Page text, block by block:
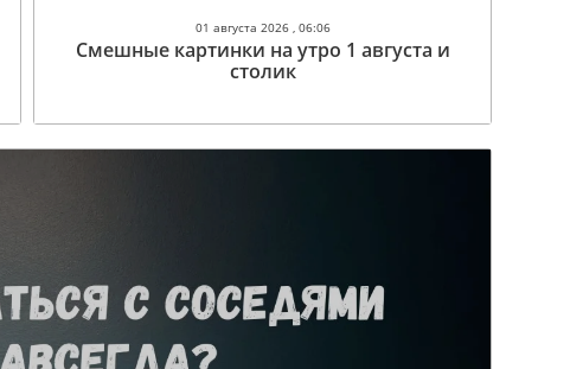
01 августа 2026 , 06:06
Смешные картинки на утро 1 августа и
столик